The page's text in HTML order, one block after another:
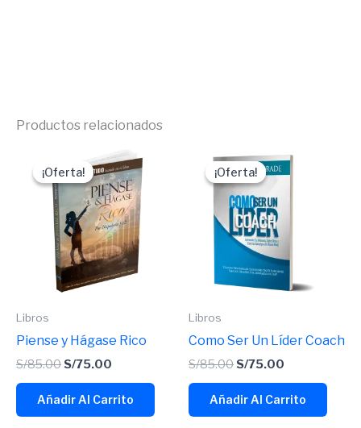
Productos relacionados
¡Oferta!
¡Oferta!
Libros
Piense y Hágase Rico
S/85.00
precio
original
era:
S/85.00.
S/75.00
El
precio
actual
es:
S/75.00.
Añadir Al Carrito
¡Oferta!
¡Oferta!
Libros
Como Ser Un Líder Coach
S/85.00
precio
original
era:
S/85.00.
S/75.00
precio
actual
Añadir Al Carrito